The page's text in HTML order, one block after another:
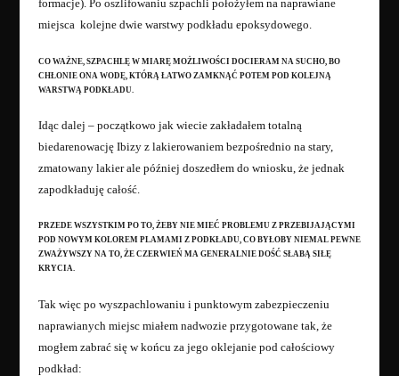
formacje). Po oszlifowaniu szpachli położyłem na naprawiane
miejsca kolejne dwie warstwy podkładu epoksydowego.
CO WAŻNE, SZPACHLĘ W MIARĘ MOŻLIWOŚCI DOCIERAM NA SUCHO, BO
CHŁONIE ONA WODĘ, KTÓRĄ ŁATWO ZAMKNĄĆ POTEM POD KOLEJNĄ
WARSTWĄ PODKŁADU.
Idąc dalej – początkowo jak wiecie zakładałem totalną
biedarenowację Ibizy z lakierowaniem bezpośrednio na stary,
zmatowany lakier ale później doszedłem do wniosku, że jednak
zapodkładuję całość.
PRZEDE WSZYSTKIM PO TO, ŻEBY NIE MIEĆ PROBLEMU Z PRZEBIJAJĄCYMI
POD NOWYM KOLOREM PLAMAMI Z PODKŁADU, CO BYŁOBY NIEMAL PEWNE
ZWAŻYWSZY NA TO, ŻE CZERWIEŃ MA GENERALNIE DOŚĆ SŁABĄ SIŁĘ
KRYCIA.
Tak więc po wyszpachlowaniu i punktowym zabezpieczeniu
naprawianych miejsc miałem nadwozie przygotowane tak, że
mogłem zabrać się w końcu za jego oklejanie pod całościowy
podkład: